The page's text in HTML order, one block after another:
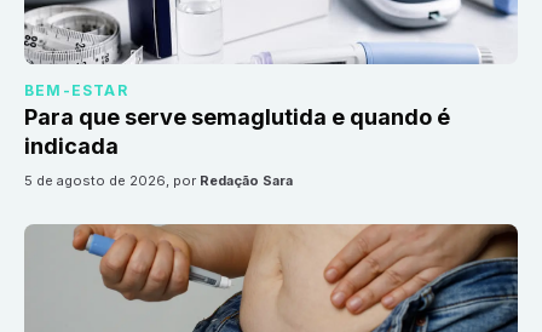
BEM-ESTAR
Para que serve semaglutida e quando é
indicada
5 de agosto de 2026, por Redação Sara